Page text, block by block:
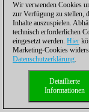
Wir verwenden Cookies
zur Verfügung zu stellen,
Inhalte auszuspielen.
technisch erforderlichen
eingesetzt werden. Hier
Marketing-Cookies
Datenschutzerklärung.
Detaillierte
Informationen